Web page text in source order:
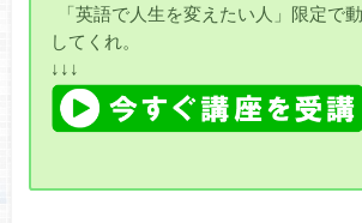
「英語で人生を変えたい人」限定で
してくれ。
↓↓↓